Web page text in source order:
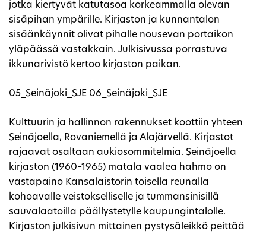
jotka kiertyvät katutasoa korkeammalla olevan
sisäpihan ympärille. Kirjaston ja kunnantalon
sisäänkäynnit olivat pihalle nousevan portaikon
yläpäässä vastakkain. Julkisivussa porrastuva
ikkunarivistö kertoo kirjaston paikan.
05_Seinäjoki_SJE 06_Seinäjoki_SJE
Kulttuurin ja hallinnon rakennukset koottiin yhteen
Seinäjoella, Rovaniemellä ja Alajärvellä. Kirjastot
rajaavat osaltaan aukiosommitelmia. Seinäjoella
kirjaston (1960–1965) matala vaalea hahmo on
vastapaino Kansalaistorin toisella reunalla
kohoavalle veistokselliselle ja tummansinisillä
sauvalaatoilla päällystetylle kaupungintalolle.
Kirjaston julkisivun mittainen pystysäleikkö peittää